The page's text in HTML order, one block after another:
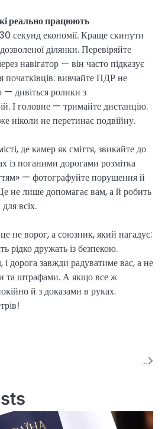
реально працюють
секунд економії. Краще скинути
ділянки. Перевіряйте
навігатор — він часто підказує
початківців: вивчайте ПДР не
— дивіться ролики з
І головне — тримайте дистанцію.
ніколи не перетинає подвійну.
де камер як сміття, звикайте до
із поганими дорогами розмітка
— фотографуйте порушення й
не лише допомагає вам, а й робить
всіх.
не ворог, а союзник, який нагадує:
рідко дружать із безпекою.
дорога завжди радуватиме вас, а не
та штрафами. А якщо все ж
й з доказами в руках.
...